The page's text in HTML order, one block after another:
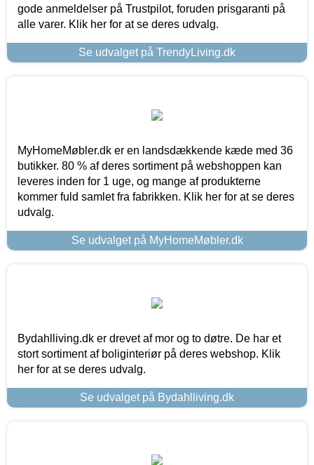
gode anmeldelser på Trustpilot, foruden prisgaranti på
alle varer. Klik her for at se deres udvalg.
Se udvalget på TrendyLiving.dk
MyHomeMøbler.dk er en landsdækkende kæde med 36
butikker. 80 % af deres sortiment på webshoppen kan
leveres inden for 1 uge, og mange af produkterne
kommer fuld samlet fra fabrikken. Klik her for at se deres
udvalg.
Se udvalget på MyHomeMøbler.dk
Bydahlliving.dk er drevet af mor og to døtre. De har et
stort sortiment af boliginteriør på deres webshop. Klik
her for at se deres udvalg.
Se udvalget på Bydahlliving.dk